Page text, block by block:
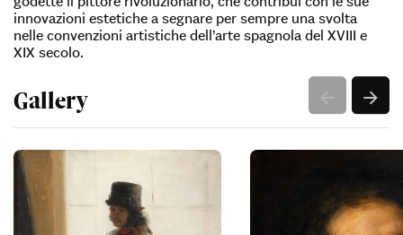
innovazioni estetiche a segnare per sempre una svolta
nelle convenzioni artistiche dell’arte spagnola del XVIII e
XIX secolo.
Gallery